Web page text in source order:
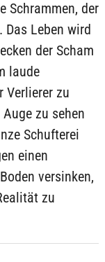
Schrammen, der
Leben wird
der Scham
laude
Verlierer zu
zu sehen
Schufterei
einen
versinken,
zu